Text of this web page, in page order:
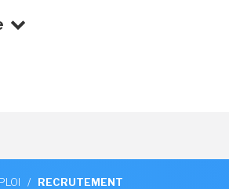
/ RECRUTEMENT